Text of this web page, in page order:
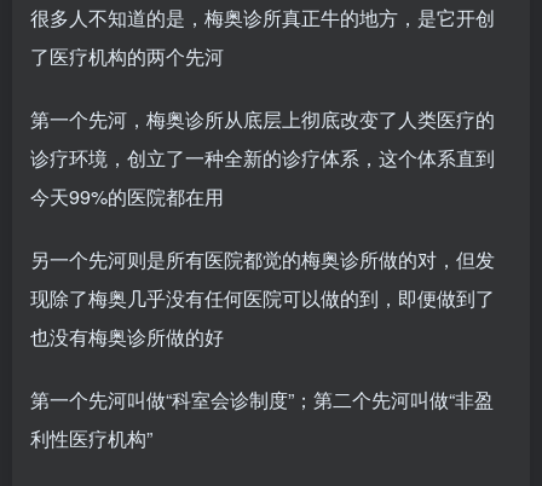
很多人不知道的是，梅奥诊所真正牛的地方，是它开创
了医疗机构的两个先河
第一个先河，梅奥诊所从底层上彻底改变了人类医疗的
诊疗环境，创立了一种全新的诊疗体系，这个体系直到
今天99%的医院都在用
另一个先河则是所有医院都觉的梅奥诊所做的对，但发
现除了梅奥几乎没有任何医院可以做的到，即便做到了
也没有梅奥诊所做的好
第一个先河叫做“科室会诊制度”；第二个先河叫做“非盈
利性医疗机构”